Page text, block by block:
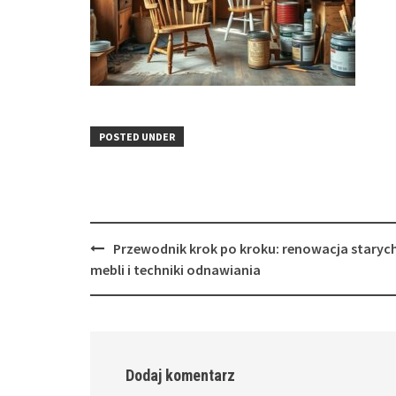
POSTED UNDER
Post
navigation
Przewodnik krok po kroku: renowacja
mebli i techniki odnawiania
Dodaj komentarz